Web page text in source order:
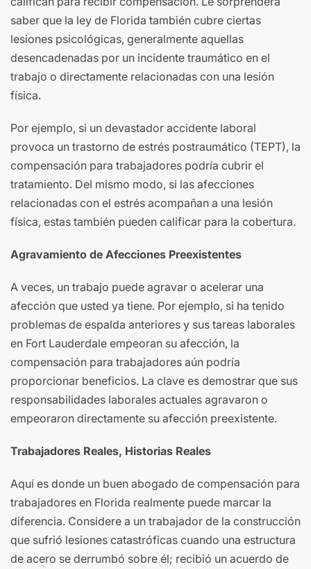
saber que la ley de Florida también cubre ciertas
lesiones psicológicas, generalmente aquellas
desencadenadas por un incidente traumático en el
trabajo o directamente relacionadas con una lesión
física.
Por ejemplo, si un devastador accidente laboral
provoca un trastorno de estrés postraumático (TEPT), la
compensación para trabajadores podría cubrir el
tratamiento. Del mismo modo, si las afecciones
relacionadas con el estrés acompañan a una lesión
física, estas también pueden calificar para la cobertura.
Agravamiento de Afecciones Preexistentes
A veces, un trabajo puede agravar o acelerar una
afección que usted ya tiene. Por ejemplo, si ha tenido
problemas de espalda anteriores y sus tareas laborales
en Fort Lauderdale empeoran su afección, la
compensación para trabajadores aún podría
proporcionar beneficios. La clave es demostrar que sus
responsabilidades laborales actuales agravaron o
empeoraron directamente su afección preexistente.
Trabajadores Reales, Historias Reales
Aquí es donde un buen abogado de compensación para
trabajadores en Florida realmente puede marcar la
diferencia. Considere a un trabajador de la construcción
que sufrió lesiones catastróficas cuando una estructura
de acero se derrumbó sobre él; recibió un acuerdo de